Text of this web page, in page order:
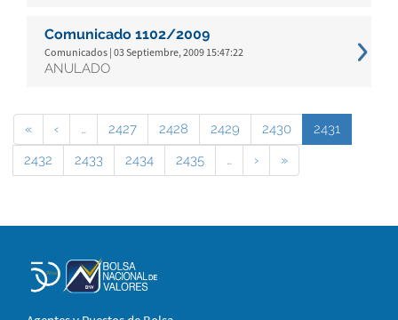
Comunicado 1102/2009
Comunicados | 03 Septiembre, 2009 15:47:22
ANULADO
« ‹ … 2427 2428 2429 2430
2431
2432
2433 2434 2435 … › »